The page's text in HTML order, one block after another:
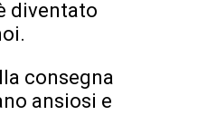
diventato
consegna
ansiosi e